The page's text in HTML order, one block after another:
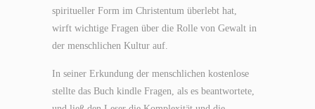
spiritueller Form im Christentum überlebt hat,
wirft wichtige Fragen über die Rolle von Gewalt in
der menschlichen Kultur auf.
In seiner Erkundung der menschlichen kostenlose
stellte das Buch kindle Fragen, als es beantwortete,